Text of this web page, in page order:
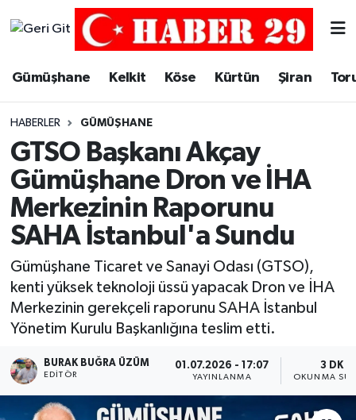
Gümüşhane Kelkit Köse Kürtün Şiran
HABERLER GÜMÜŞHANE
GTSO Başkanı Akçay
Gümüşhane Dron ve İHA
Merkezinin Raporunu
SAHA İstanbul'a Sundu
Gümüşhane Ticaret ve Sanayi Odası (GTSO),
kenti yüksek teknoloji üssü yapacak Dron ve İHA
Merkezinin gerekçeli raporunu SAHA İstanbul
Yönetim Kurulu Başkanlığına teslim etti.
BURAK BUĞRA ÜZÜM
EDITÖR
01.07.2026 - 17:07
YAYINLANMA
3 DK
OKUNMA
Merkez Trafik Yoğunluk Haritası
Süper Lig Puan Durumu ve Fikstür
Tüm Manşetler
Son Dakika Haberleri
Haber Arşivi